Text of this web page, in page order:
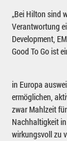
„Bei Hilton sind
Verantwortung
Development,
Good To Go ist
in Europa
ermöglichen,
zwar Mahlzeit
Nachhaltigkeit
wirkungsvoll zu